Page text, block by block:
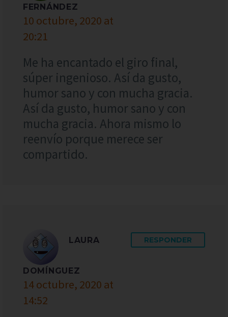
FERNÁNDEZ
10 octubre, 2020 at
20:21
Me ha encantado el giro final,
súper ingenioso. Así da gusto,
humor sano y con mucha gracia.
Así da gusto, humor sano y con
mucha gracia. Ahora mismo lo
reenvío porque merece ser
compartido.
LAURA
DOMÍNGUEZ
14 octubre, 2020 at
14:52
RESPONDER